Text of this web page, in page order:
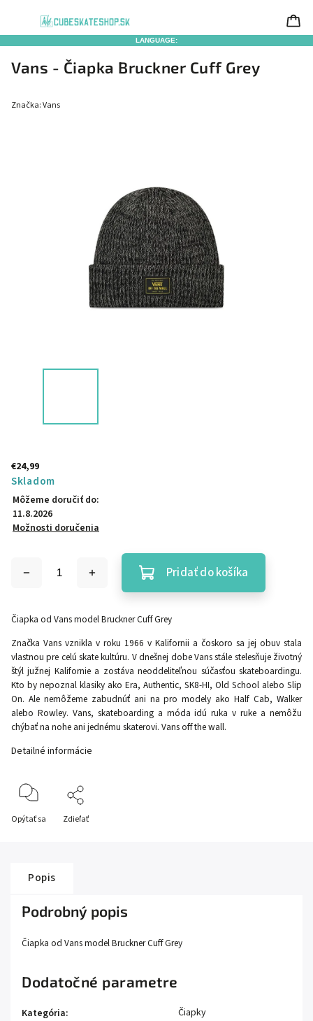
LANGUAGE:
Vans - Čiapka Bruckner Cuff Grey
Značka:Vans
€24,99
Skladom
Môžeme doručiť do:
11.8.2026
Možnosti doručenia
Pridať do košíka
Čiapka od Vans model Bruckner Cuff Grey
Značka Vans vznikla v roku 1966 v Kalifornii a čoskoro sa jej obuv stala
vlastnou pre celú skate kultúru. V dnešnej dobe Vans stále stelesňuje životný
štýl južnej Kalifornie a zostáva neoddeliteľnou súčasťou skateboardingu.
Kto by nepoznal klasiky ako Era, Authentic, SK8-HI, Old School alebo Slip
On. Ale nemôžeme zabudnúť ani na pro modely ako Half Cab, Walker
alebo Rowley. Vans, skateboarding a móda idú ruka v ruke a nemôžu
chýbať na nohe ani jednému skaterovi. Vans off the wall.
Detailné informácie
Opýtať sa Zdieľať
Popis
Podrobný popis
Čiapka od Vans model Bruckner Cuff Grey
Dodatočné parametre
Kategória:
Čiapky